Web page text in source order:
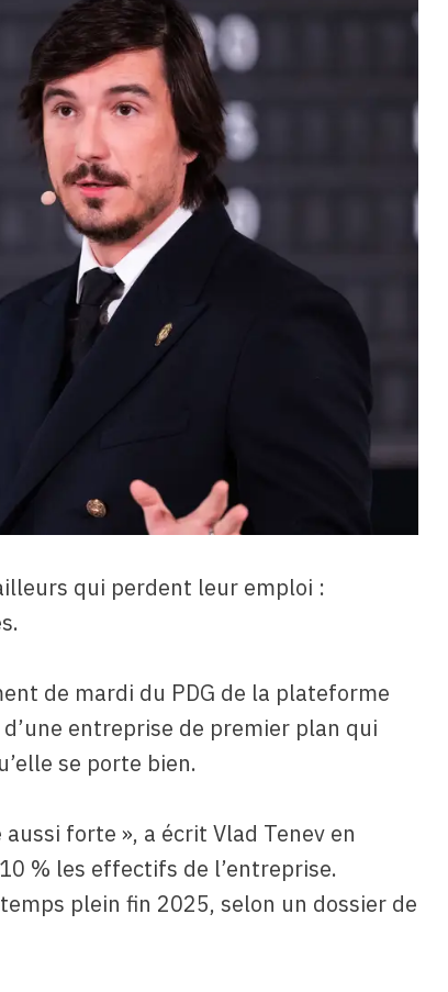
qui perdent leur emploi :
de mardi du PDG de la plateforme
entreprise de premier plan qui
se porte bien.
aussi forte », a écrit Vlad Tenev en
% les effectifs de l’entreprise.
plein fin 2025, selon un dossier de